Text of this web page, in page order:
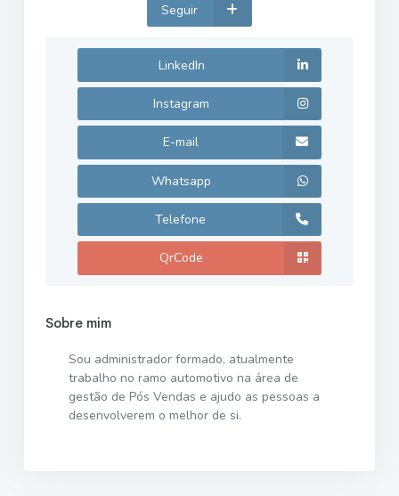
Seguir
LinkedIn
Instagram
E-mail
Whatsapp
Telefone
QrCode
Sobre mim
Sou administrador formado, atualmente
trabalho no ramo automotivo na área de
gestão de Pós Vendas e ajudo as pessoas a
desenvolverem o melhor de si.